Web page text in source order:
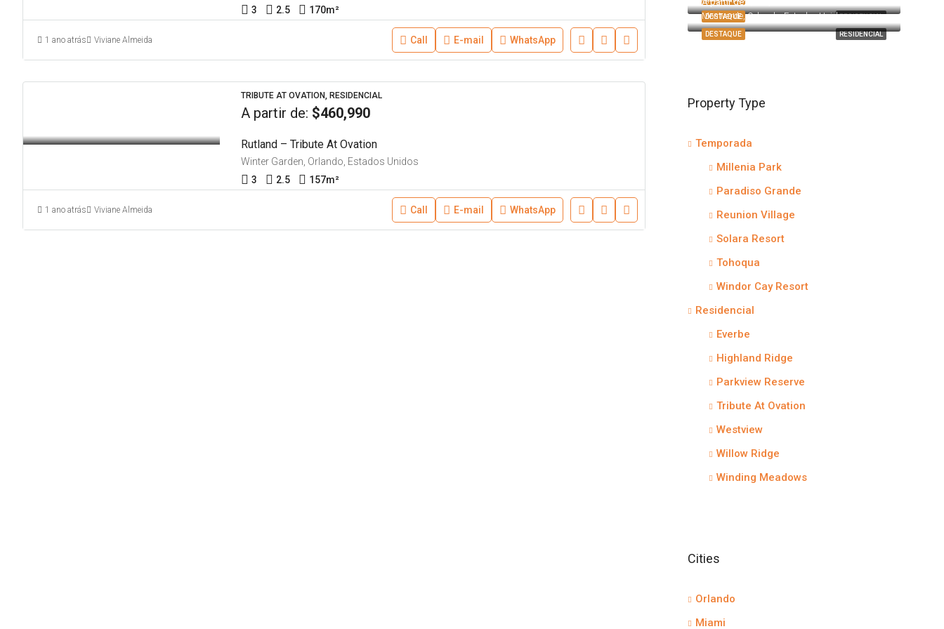
3
2.5 170m²
1 ano atrás Viviane Almeida Call E-mail WhatsApp
TRIBUTE AT OVATION, RESIDENCIAL
A partir de: $460,990
Rutland – Tribute At Ovation
Winter Garden, Orlando, Estados Unidos
3
2.5 157m²
1 ano atrás Viviane Almeida Call E-mail WhatsApp
RESIDENCIAL
DESTAQUE
RESIDENCIAL
DESTAQUE
Montverde, Orlando, Estados Unidos
Property Type
Temporada
Millenia Park
Paradiso Grande
Reunion Village
Solara Resort
Tohoqua
Windor Cay Resort
Residencial
Everbe
Highland Ridge
Parkview Reserve
Tribute At Ovation
Westview
Willow Ridge
Winding Meadows
Cities
Orlando
Miami